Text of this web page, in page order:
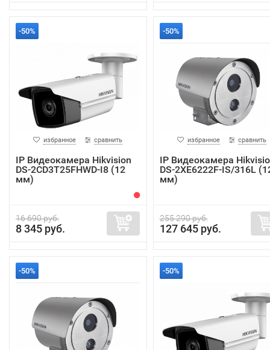
-50%
избранное сравнить
IP Видеокамера Hikvision
DS-2CD3T25FHWD-I8 (12
мм)
16 690 руб.
8 345 руб.
-50%
избранное сравнить
IP Видеокамера
DS-2XE6222F-IS/316L
мм)
255 290 руб.
127 645 руб.
-50% -50%